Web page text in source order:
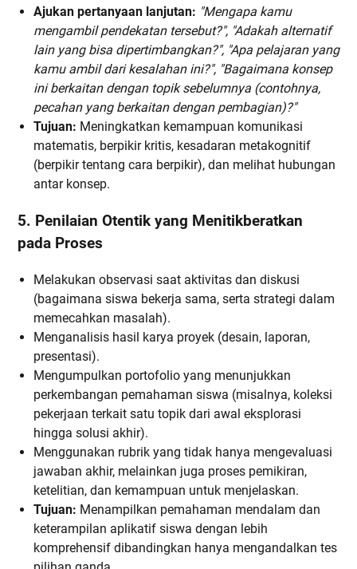
Ajukan pertanyaan lanjutan: "Mengapa kamu
mengambil pendekatan tersebut?", "Adakah alternatif
lain yang bisa dipertimbangkan?", "Apa pelajaran yang
kamu ambil dari kesalahan ini?", "Bagaimana konsep
ini berkaitan dengan topik sebelumnya (contohnya,
pecahan yang berkaitan dengan pembagian)?"
Tujuan: Meningkatkan kemampuan komunikasi
matematis, berpikir kritis, kesadaran metakognitif
(berpikir tentang cara berpikir), dan melihat hubungan
antar konsep.
5. Penilaian Otentik yang Menitikberatkan
pada Proses
Melakukan observasi saat aktivitas dan diskusi
(bagaimana siswa bekerja sama, serta strategi dalam
memecahkan masalah).
Menganalisis hasil karya proyek (desain, laporan,
presentasi).
Mengumpulkan portofolio yang menunjukkan
perkembangan pemahaman siswa (misalnya, koleksi
pekerjaan terkait satu topik dari awal eksplorasi
hingga solusi akhir).
Menggunakan rubrik yang tidak hanya mengevaluasi
jawaban akhir, melainkan juga proses pemikiran,
ketelitian, dan kemampuan untuk menjelaskan.
Tujuan: Menampilkan pemahaman mendalam dan
keterampilan aplikatif siswa dengan lebih
komprehensif dibandingkan hanya mengandalkan tes